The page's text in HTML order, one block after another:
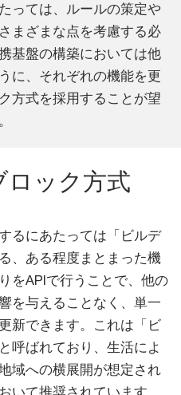
っては、ルールの策定や
まざまな点を考慮する必
基盤の構築においては他
に、それぞれの機能を更
方式を採用することが望
ロック方式
るにあたっては「ビルデ
、ある程度まとまった機
をAPIで行うことで、他の
を与えることなく、単一
新できます。これは「ビ
呼ばれており、生活によ
域への横展開が想定され